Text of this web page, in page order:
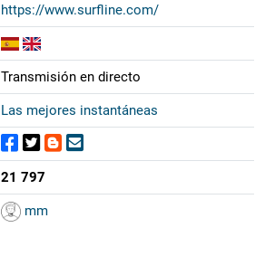
https://www.surfline.com/
Transmisión en directo
Las mejores instantáneas
21 797
mm